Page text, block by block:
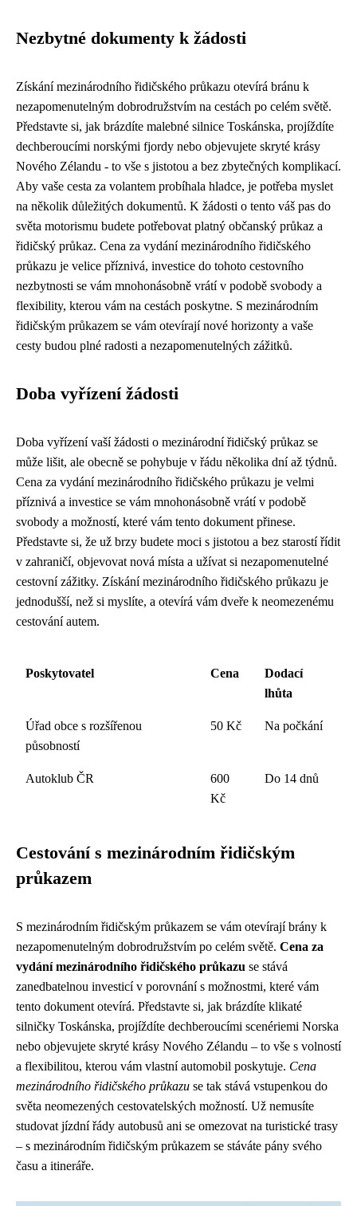
Nezbytné dokumenty k žádosti
Získání mezinárodního řidičského průkazu otevírá bránu k
nezapomenutelným dobrodružstvím na cestách po celém světě.
Představte si, jak brázdíte malebné silnice Toskánska, projíždíte
dechberoucími norskými fjordy nebo objevujete skryté krásy
Nového Zélandu - to vše s jistotou a bez zbytečných komplikací.
Aby vaše cesta za volantem probíhala hladce, je potřeba myslet
na několik důležitých dokumentů. K žádosti o tento váš pas do
světa motorismu budete potřebovat platný občanský průkaz a
řidičský průkaz. Cena za vydání mezinárodního řidičského
průkazu je velice příznivá, investice do tohoto cestovního
nezbytnosti se vám mnohonásobně vrátí v podobě svobody a
flexibility, kterou vám na cestách poskytne. S mezinárodním
řidičským průkazem se vám otevírají nové horizonty a vaše
cesty budou plné radosti a nezapomenutelných zážitků.
Doba vyřízení žádosti
Doba vyřízení vaší žádosti o mezinárodní řidičský průkaz se
může lišit, ale obecně se pohybuje v řádu několika dní až týdnů.
Cena za vydání mezinárodního řidičského průkazu je velmi
příznivá a investice se vám mnohonásobně vrátí v podobě
svobody a možností, které vám tento dokument přinese.
Představte si, že už brzy budete moci s jistotou a bez starostí řídit
v zahraničí, objevovat nová místa a užívat si nezapomenutelné
cestovní zážitky. Získání mezinárodního řidičského průkazu je
jednodušší, než si myslíte, a otevírá vám dveře k neomezenému
cestování autem.
Poskytovatel Cena
Dodací
lhůta
Úřad obce s rozšířenou
působností
50 Kč Na počkání
Autoklub ČR
600
Kč
Do 14 dnů
Cestování s mezinárodním řidičským
průkazem
S mezinárodním řidičským průkazem se vám otevírají brány k
nezapomenutelným dobrodružstvím po celém světě. Cena za
vydání mezinárodního řidičského průkazu se stává
zanedbatelnou investicí v porovnání s možnostmi, které vám
tento dokument otevírá. Představte si, jak brázdíte klikaté
silničky Toskánska, projíždíte dechberoucími scenériemi Norska
nebo objevujete skryté krásy Nového Zélandu – to vše s volností
a flexibilitou, kterou vám vlastní automobil poskytuje. Cena
mezinárodního řidičského průkazu se tak stává vstupenkou do
světa neomezených cestovatelských možností. Už nemusíte
studovat jízdní řády autobusů ani se omezovat na turistické trasy
– s mezinárodním řidičským průkazem se stáváte pány svého
času a itineráře.